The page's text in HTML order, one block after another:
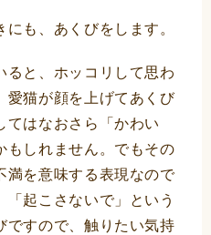
も、あくびをします。
ると、ホッコリして思わ
愛猫が顔を上げてあくび
てはなおさら「かわい
もしれません。でもその
満を意味する表現なので
起こさないで」という
ですので、触りたい気持